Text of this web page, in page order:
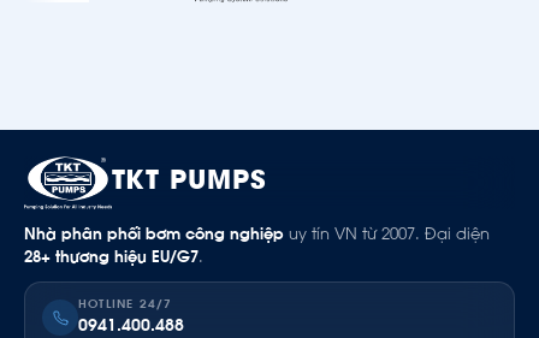
TKT PUMPS
Nhà phân phối bơm công nghiệp uy tín VN từ 2007. Đại diện
28+ thương hiệu EU/G7.
HOTLINE 24/7
0941.400.488